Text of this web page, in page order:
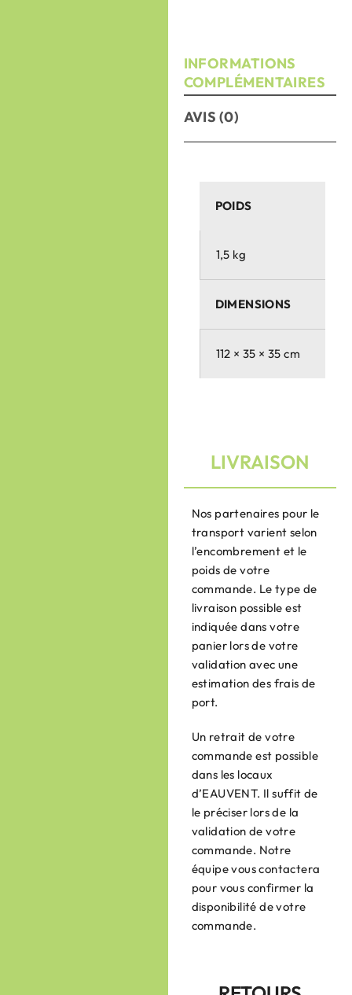
INFORMATIONS
COMPLÉMENTAIRES
AVIS (0)
POIDS
1,5 kg
DIMENSIONS
112 × 35 × 35 cm
LIVRAISON
Nos partenaires pour le
transport varient selon
l’encombrement et le
poids de votre
commande. Le type de
livraison possible est
indiquée dans votre
panier lors de votre
validation avec une
estimation des frais de
port.
Un retrait de votre
commande est possible
dans les locaux
d’EAUVENT. Il suffit de
le préciser lors de la
validation de votre
commande. Notre
équipe vous contactera
pour vous confirmer la
disponibilité de votre
commande.